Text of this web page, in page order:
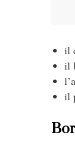
il
il
il